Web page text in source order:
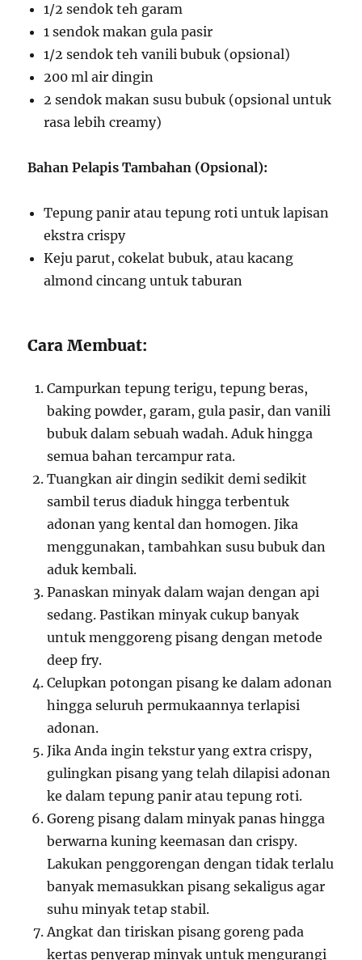
1/2 sendok teh garam
1 sendok makan gula pasir
1/2 sendok teh vanili bubuk (opsional)
200 ml air dingin
2 sendok makan susu bubuk (opsional untuk
rasa lebih creamy)
Bahan Pelapis Tambahan (Opsional):
Tepung panir atau tepung roti untuk lapisan
ekstra crispy
Keju parut, cokelat bubuk, atau kacang
almond cincang untuk taburan
Cara Membuat:
Campurkan tepung terigu, tepung beras,
baking powder, garam, gula pasir, dan vanili
bubuk dalam sebuah wadah. Aduk hingga
semua bahan tercampur rata.
Tuangkan air dingin sedikit demi sedikit
sambil terus diaduk hingga terbentuk
adonan yang kental dan homogen. Jika
menggunakan, tambahkan susu bubuk dan
aduk kembali.
Panaskan minyak dalam wajan dengan api
sedang. Pastikan minyak cukup banyak
untuk menggoreng pisang dengan metode
deep fry.
Celupkan potongan pisang ke dalam adonan
hingga seluruh permukaannya terlapisi
adonan.
Jika Anda ingin tekstur yang extra crispy,
gulingkan pisang yang telah dilapisi adonan
ke dalam tepung panir atau tepung roti.
Goreng pisang dalam minyak panas hingga
berwarna kuning keemasan dan crispy.
Lakukan penggorengan dengan tidak terlalu
banyak memasukkan pisang sekaligus agar
suhu minyak tetap stabil.
Angkat dan tiriskan pisang goreng pada
kertas penyerap minyak untuk mengurangi